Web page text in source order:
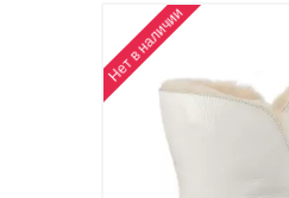
Нет в наличии